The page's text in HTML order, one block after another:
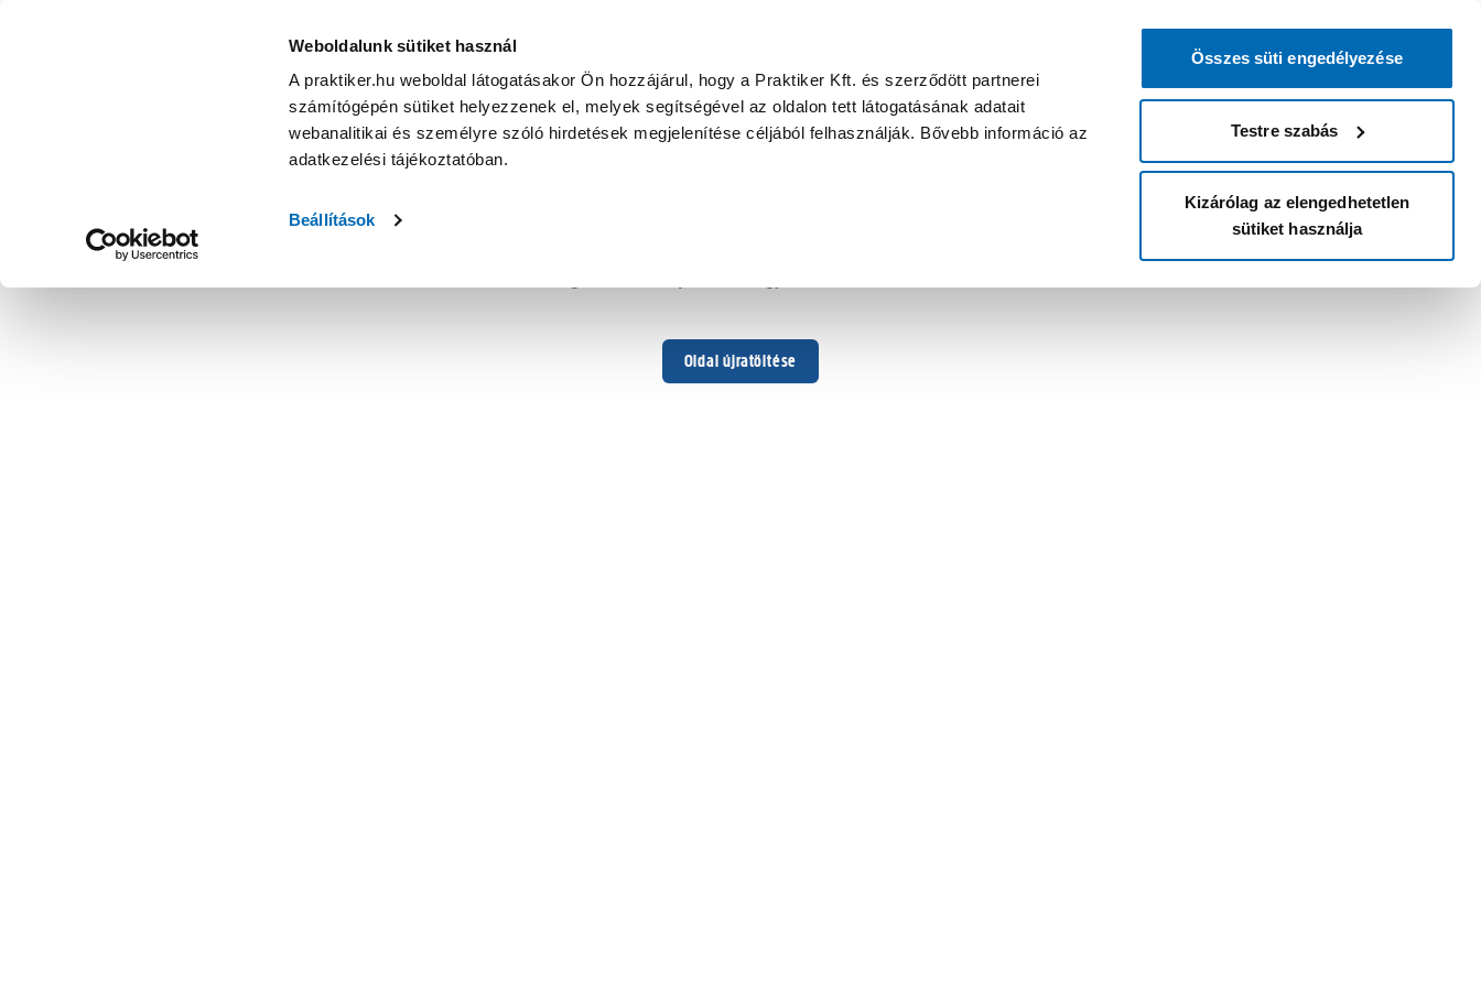
Weboldalunk sütiket használ
A praktiker.hu weboldal látogatásakor Ön hozzájárul, hogy a Praktiker Kft. és szerződött partnerei
számítógépén sütiket helyezzenek el, melyek segítségével az oldalon tett látogatásának adatait
webanalitikai és személyre szóló hirdetések megjelenítése céljából felhasználják. Bővebb információ az
adatkezelési tájékoztatóban.
Beállítások
Összes süti engedélyezése
Testre szabás
Kizárólag az elengedhetetlen
sütiket használja
Oldal újratöltése